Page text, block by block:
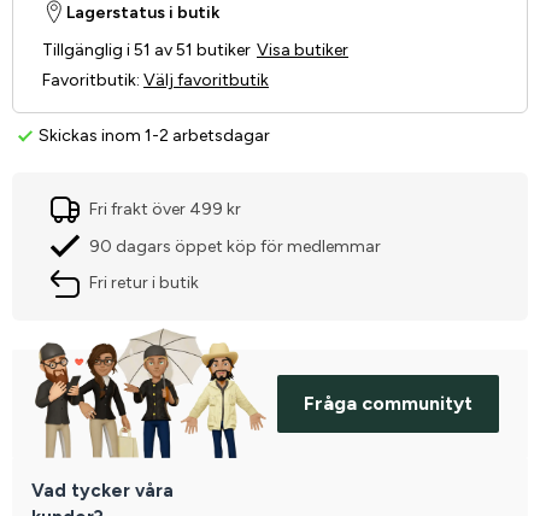
Skickas inom 1-2 arbetsdagar
Lagerstatus i butik
Tillgänglig i 51 av 51 butiker Visa butiker
Favoritbutik: Välj favoritbutik
Fri frakt över 499 kr
90 dagars öppet köp för medlemmar
Fri retur i butik
Fråga communityt
Vad tycker våra